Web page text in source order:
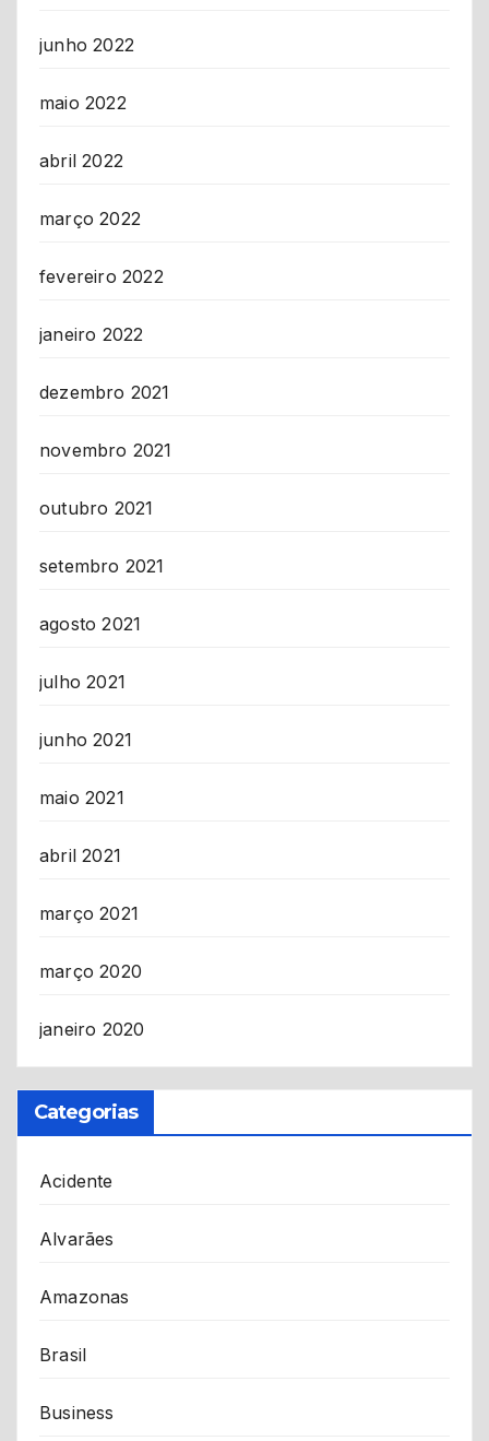
junho 2022
maio 2022
abril 2022
março 2022
fevereiro 2022
janeiro 2022
dezembro 2021
novembro 2021
outubro 2021
setembro 2021
agosto 2021
julho 2021
junho 2021
maio 2021
abril 2021
março 2021
março 2020
janeiro 2020
Categorias
Acidente
Alvarães
Amazonas
Brasil
Business